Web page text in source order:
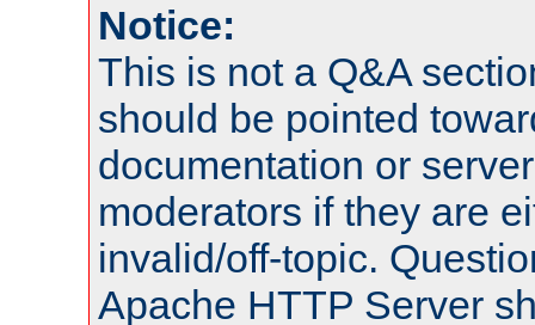
Notice:
This is not a Q&A
should be pointed
documentation or
moderators if they are
invalid/off-topic.
Apache HTTP Server